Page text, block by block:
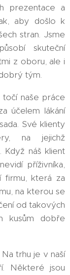
prezentace a
aby došlo k
stran. Jsme
skuteční
z oboru, ale i
tým.
naše práce
účelem lákání
Své klienty
na jejichž
Když náš klient
příživníka,
firmu, která za
na kterou se
od takových
kusům dobře
trhu je v naší
Některé jsou